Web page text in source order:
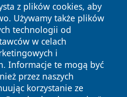
z plików cookies, aby
Używamy także plików
technologii od
w celach
i
Informacje te mogą być
przez naszych
korzystanie ze
Wszystkie prawa
Polityka